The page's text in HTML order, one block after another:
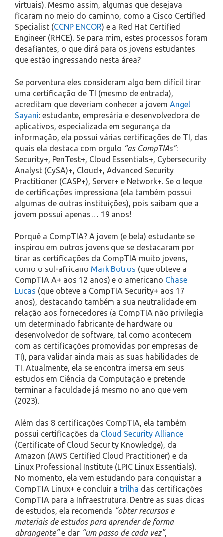
virtuais). Mesmo assim, algumas que desejava
ficaram no meio do caminho, como a Cisco Certified
Specialist (CCNP ENCOR) e a Red Hat Certified
Engineer (RHCE). Se para mim, estes processos foram
desafiantes, o que dirá para os jovens estudantes
que estão ingressando nesta área?
Se porventura eles consideram algo bem difícil tirar
uma certificação de TI (mesmo de entrada),
acreditam que deveriam conhecer a jovem Angel
Sayani: estudante, empresária e desenvolvedora de
aplicativos, especializada em segurança da
informação, ela possui várias certificações de TI, das
quais ela destaca com orgulo “as CompTIAs”:
Security+, PenTest+, Cloud Essentials+, Cybersecurity
Analyst (CySA)+, Cloud+, Advanced Security
Practitioner (CASP+), Server+ e Network+. Se o leque
de certificações impressiona (ela também possui
algumas de outras instituições), pois saibam que a
jovem possui apenas… 19 anos!
Porquê a CompTIA? A jovem (e bela) estudante se
inspirou em outros jovens que se destacaram por
tirar as certificações da CompTIA muito jovens,
como o sul-africano Mark Botros (que obteve a
CompTIA A+ aos 12 anos) e o americano Chase
Lucas (que obteve a CompTIA Security+ aos 17
anos), destacando também a sua neutralidade em
relação aos fornecedores (a CompTIA não privilegia
um determinado fabricante de hardware ou
desenvolvedor de software, tal como acontecem
com as certificações promovidas por empresas de
TI), para validar ainda mais as suas habilidades de
TI. Atualmente, ela se encontra imersa em seus
estudos em Ciência da Computação e pretende
terminar a faculdade já mesmo no ano que vem
(2023).
Além das 8 certificações CompTIA, ela também
possui certificações da Cloud Security Alliance
(Certificate of Cloud Security Knowledge), da
Amazon (AWS Certified Cloud Practitioner) e da
Linux Professional Institute (LPIC Linux Essentials).
No momento, ela vem estudando para conquistar a
CompTIA Linux+ e concluir a trilha das certificações
CompTIA para a Infraestrutura. Dentre as suas dicas
de estudos, ela recomenda “obter recursos e
materiais de estudos para aprender de forma
abrangente”e dar “um passo de cada vez”,